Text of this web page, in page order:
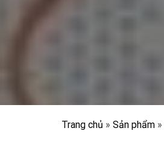
Trang chủ » Sản phẩm »